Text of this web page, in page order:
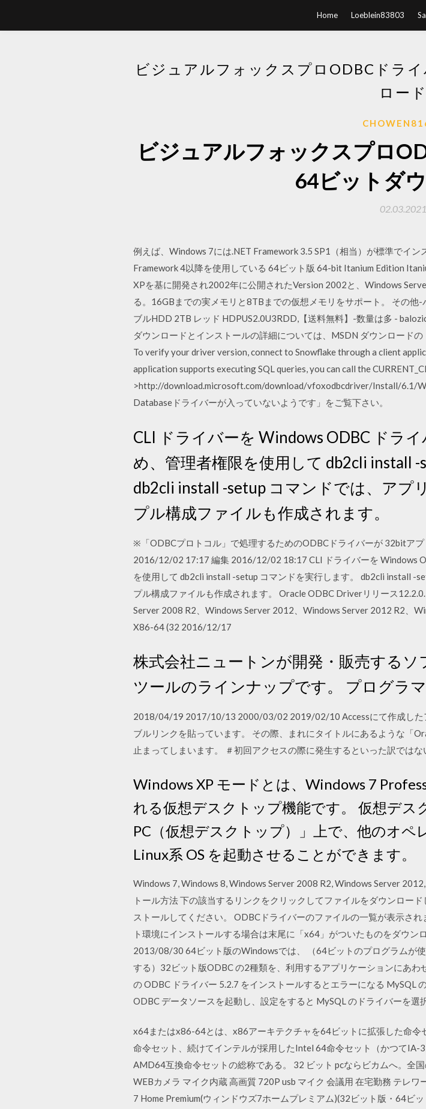
Home Loeblein83803
ビジュアルフォックスプロODBCドラ
ロード
ビジュアルフォックスプロ
64ビットダ
02.03.2021
例えば、Windows 7には.NET Framework 3.5 SP1（相当）が標準でイ
Framework 4以降を使用している 64ビット版 64-bit Itanium Edition
XPを基に開発され2002年に公開されたVersion 2002と、Windows
る。16GBまでの実メモリと8TBまでの仮想メモリをサポート。 その他
ブルHDD 2TB レッド HDPUS2.0U3RDD,【送料無料】-数量は多 -
ダウンロードとインストールの詳細については、MSDN ダウンロード
To verify your driver version, connect to Snowflake through a client
application supports executing SQL queries, you can call the
>http://download.microsoft.com/download/vfoxodbcdriver/Install/6.1/
Databaseドライバーが入っていないようです」をご覧下さい。
CLI ドライバーを Windows ODBC ドラ
め、管理者権限を使用して db2cli install -
db2cli install -setup コマンドでは、アプ
プル構成ファイルも作成されます。
※「ODBCプロトコル」で処理するためのODBCドライバーが 32bitア
2016/12/02 17:17 編集 2016/12/02 18:17 CLI ドライバーを Windows
を使用して db2cli install -setup コマンドを実行します。 db2cli install -
プル構成ファイルも作成されます。 Oracle ODBC Driverリリース
Server 2008 R2、Windows Server 2012、Windows Server 2012 R2、
X86-64 (32 2016/12/17
株式会社ニュートンが開発・販売する
ツールのラインナップです。 プログラ
2018/04/19 2017/10/13 2000/03/02 2019/02/10 Accessにて作成した
ブルリンクを貼っています。 その際、まれにタイトルにあるような「
止まってしまいます。 ＃初回アクセスの際に発生するといった訳では
Windows XP モードとは、Windows 7
れる仮想デスクトップ機能です。 仮想デ
PC（仮想デスクトップ）」上で、他のオ
Linux系 OS を起動させることができます。
Windows 7, Windows 8, Windows Server 2008 R2, Windows Server
トール方法 下の該当するリンクをクリックしてファイルをダウンロー
ストールしてください。 ODBCドライバーのファイルの一覧が表示さ
ト環境にインストールする場合は末尾に「x64」がついたものをダウン
2013/08/30 64ビット版のWindowsでは、 （64ビットのプログラムが
する）32ビット版ODBC の2種類を、利用するアプリケーションにあ
の ODBC ドライバー 5.2.7 をインストールするとエラーになる MySQL
ODBC データソースを起動し、設定をすると MySQL のドライバーを
x64またはx86-64とは、x86アーキテクチャを64ビットに拡張した命
命令セット、続けてインテルが採用したIntel 64命令セット（かつて
AMD64互換命令セットの総称である。 32 ビット pcならビカムへ。全
WEBカメラ マイク内蔵 高画質 720P usb マイク 会議用 在宅勤務 テレ
7 Home Premium(ウィンドウズ7ホームプレミアム)(32ビット版・64ビ